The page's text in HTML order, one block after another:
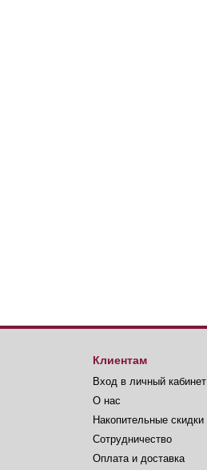
Клиентам
Вход в личный кабинет
О нас
Накопительные скидки
Сотрудничество
Оплата и доставка